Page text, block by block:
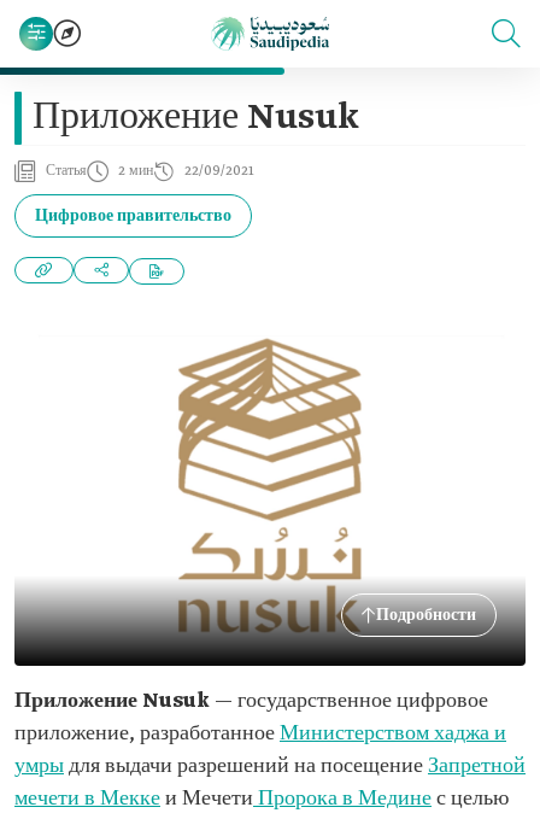
Приложение Nusuk
Статья 2 мин 22/09/2021
Цифровое правительство
Подробности
Приложение Nusuk — государственное цифровое
приложение, разработанноеМинистерством хаджа и
умрыдля выдачи разрешений на посещениеЗапретной
мечети в Меккеи Мечети Пророка в Мединес целью